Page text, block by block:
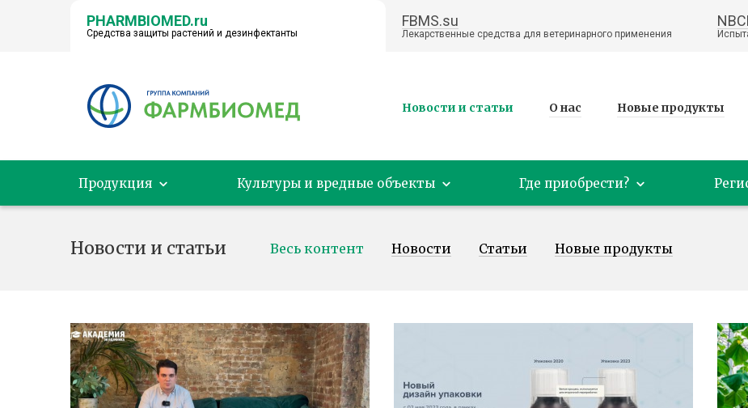
PHARMBIOMED.ru
Средства защиты растений и дезинфектанты
FBMS.su
Лекарственные средства для ветеринарного применения
← НА ГЛАВНУЮ Новости и статьи О нас Новые продукты
Продукция Культуры и вредные объекты Где приобрести?
Новости и статьи Весь контент Новости Статьи Новые продукты